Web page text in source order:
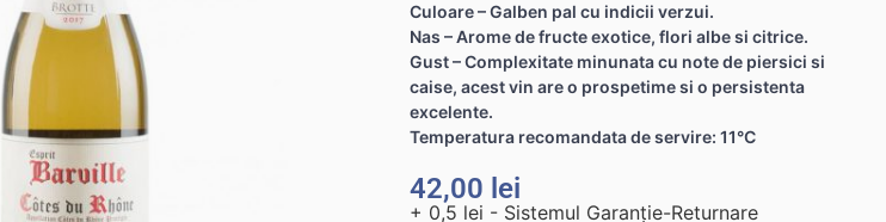
Culoare – Galben pal cu indicii verzui.
Nas – Arome de fructe exotice, flori albe si citrice.
Gust – Complexitate minunata cu note de piersici si
caise, acest vin are o prospetime si o persistenta
excelente.
Temperatura recomandata de servire: 11°C
42,00 lei
+ 0,5 lei - Sistemul Garanție-Returnare